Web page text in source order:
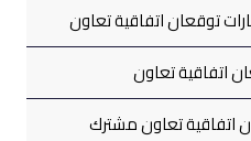
توقعان اتفاقية تعاون
اتفاقية تعاون
تعاون مشترك